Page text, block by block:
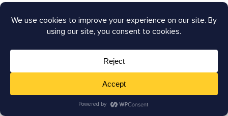
anzuzeigen, wie unten gezeigt.